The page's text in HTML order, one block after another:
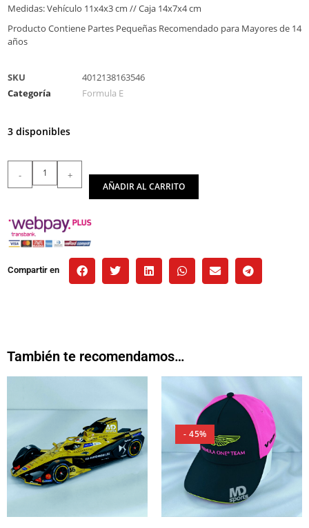
Medidas: Vehículo 11x4x3 cm // Caja 14x7x4 cm
Producto Contiene Partes Pequeñas Recomendado para Mayores de 14
años
SKU
4012138163546
Categoría
Formula E
3 disponibles
- +
AÑADIR AL CARRITO
Compartir en
También te recomendamos…
- 45%